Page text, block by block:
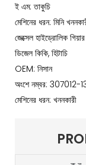
ই এম: তাকুচি
মেশিনের ধরন: মিনি
জেক্সেল হাইড্রোলিক
ডিজেল কিকি, হিটাচি
OEM: নিসান
অংশে নম্বর: 307012-
মেশিনের ধরন: খননকারী